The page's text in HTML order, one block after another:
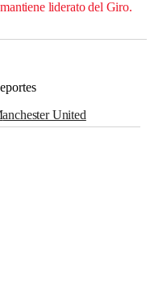
liderato del Giro.
Manchester United